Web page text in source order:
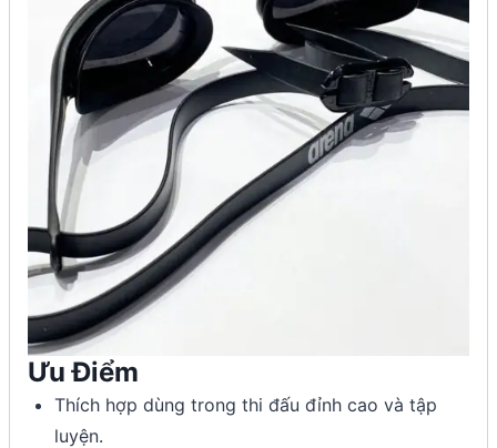
Ưu Điểm
Thích hợp dùng trong thi đấu đỉnh cao và tập
luyện.